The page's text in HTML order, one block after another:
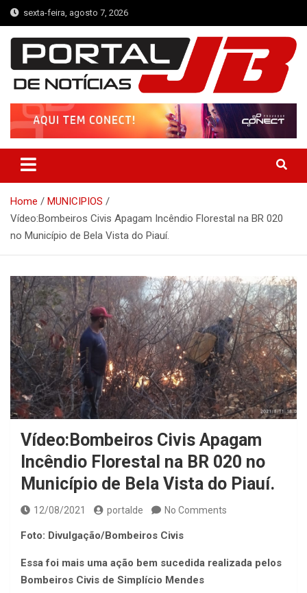
Skip
to
content
sexta-feira, agosto 7, 2026
Portal de Notícias JB
Notícias de Simplício Mendes e Região
Home
MUNICIPIOS
Vídeo:Bombeiros Civis Apagam Incêndio Florestal na BR 020
no Município de Bela Vista do Piauí.
Vídeo:Bombeiros Civis Apagam
Incêndio Florestal na BR 020 no
Município de Bela Vista do Piauí.
12/08/2021 portalde No Comments
Foto: Divulgação/Bombeiros Civis
Essa foi mais uma ação bem sucedida realizada pelos
Bombeiros Civis de Simplício Mendes